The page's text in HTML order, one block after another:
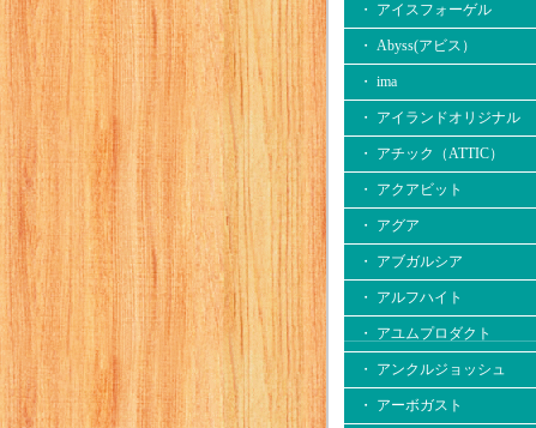
・ アイスフォーゲル
・ Abyss(アビス）
・ ima
・ アイランドオリジナル
・ アチック（ATTIC）
・ アクアビット
・ アグア
・ アブガルシア
・ アルフハイト
・ アユムプロダクト
・ アンクルジョッシュ
・ アーボガスト